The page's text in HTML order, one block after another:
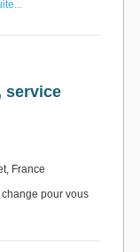
service
France
change pour vous